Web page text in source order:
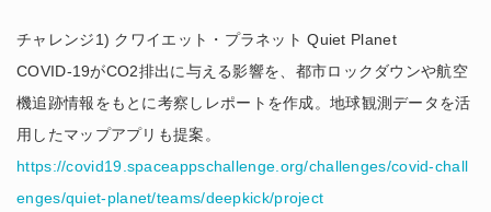
チャレンジ1) クワイエット・プラネット Quiet Planet
COVID-19がCO2排出に与える影響を、都市ロックダウンや航空
機追跡情報をもとに考察しレポートを作成。地球観測データを活
用したマップアプリも提案。
https://covid19.spaceappschallenge.org/challenges/covid-chall
enges/quiet-planet/teams/deepkick/project